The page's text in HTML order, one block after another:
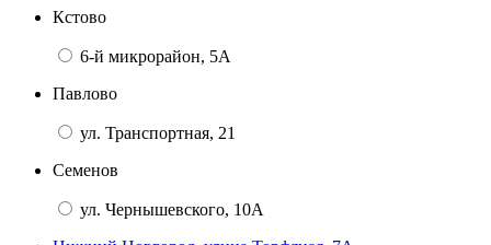
Кстово
6-й микрорайон, 5А
Павлово
ул. Транспортная, 21
Семенов
ул. Чернышевского, 10А